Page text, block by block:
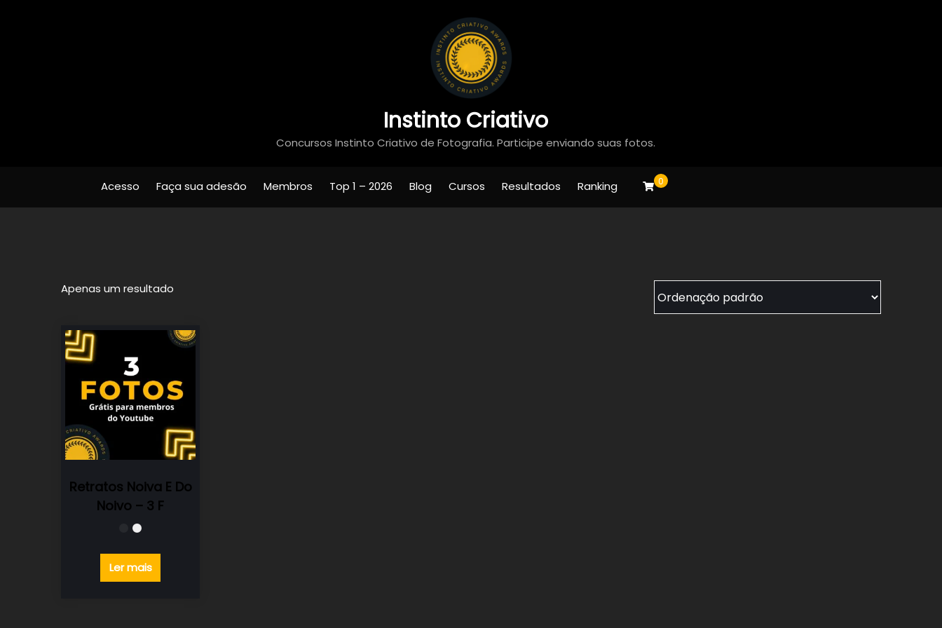
Instinto Criativo
Concursos Instinto Criativo de Fotografia. Participe enviando suas fotos.
Acesso Faça sua adesão Membros Top 1 – 2026 Blog Cursos Resultados Ranking 0
Apenas um resultado
Retratos Noiva E Do
Noivo – 3 F
Ler mais